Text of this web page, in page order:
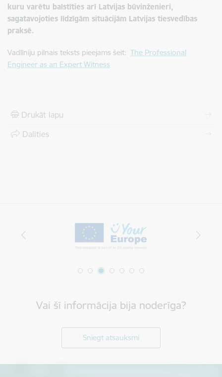
kuru varētu balstīties arī Latvijas būvinženieri,
sagatavojoties līdzīgām situācijām Latvijas tiesvedības
praksē.
Vadlīniju pilnais teksts pieejams šeit: The Professional
Engineer as an Expert Witness
Drukāt lapu
Dalīties
Vai šī informācija bija noderīga?
Sniegt atsauksmi